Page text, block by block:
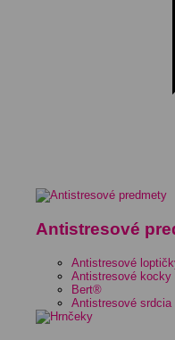
Antistresové
Antistresové
Antistresové kocky
Bert®
Antistresové srdcia